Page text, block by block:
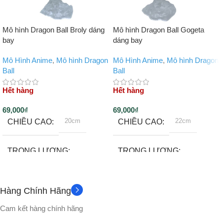
Mô hình Dragon Ball Broly dáng
bay
Mô Hình Anime, Mô hình Dragon
Ball
Hết hàng
69,000₫
CHIỀU CAO
20cm
TRỌNG LƯỢNG
PHỤ KIỆN
Mô hình Dragon Ball Gogeta
dáng bay
Mô Hình Anime, Mô hình Dragon
Ball
Hết hàng
69,000₫
CHIỀU CAO
22cm
TRỌNG LƯỢNG
Hàng Chính Hãng
Cam kết hàng chính hãng